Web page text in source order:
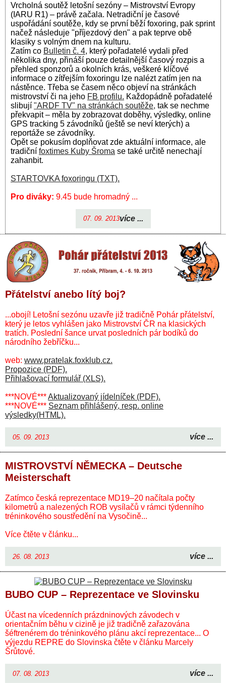
Vrcholná soutěž letošní sezóny – Mistrovství Evropy
(IARU R1) – právě začala. Netradiční je časové
uspořádání soutěže, kdy se první běží foxoring, pak sprint
načež následuje "příjezdový den" a pak teprve obě
klasiky s volným dnem na kulturu.
Zatím co Bulletin č. 4, který pořadatelé vydali před
několika dny, přináší pouze detailnější časový rozpis a
přehled sponzorů a okolních krás, veškeré klíčové
informace o zítřejším foxoringu lze nalézt zatím jen na
nástěnce. Třeba se časem něco objeví na stránkách
mistrovství či na jeho FB profilu. Každopádně pořadatelé
slibují "ARDF TV" na stránkách soutěže, tak se nechme
překvapit – měla by zobrazovat doběhy, výsledky, online
GPS tracking 5 závodníků (ještě se neví kterých) a
reportáže se závodníky.
Opět se pokusím doplňovat zde aktuální informace, ale
tradiční foxtimes Kuby Šroma se také určitě nenechají
zahanbit.
STARTOVKA foxoringu (TXT).
Pro diváky: 9.45 bude hromadný ...
07. 09. 2013více ...
Přátelství anebo lítý boj?
...obojí! Letošní sezónu uzavře již tradičně Pohár přátelství,
který je letos vyhlášen jako Mistrovství ČR na klasických
tratích. Poslední šance urvat posledních pár bodíků do
národního žebříčku...
web: www.pratelak.foxklub.cz.
Propozice (PDF).
Přihlašovací formulář (XLS).
***NOVÉ***Aktualizovaný jídelníček (PDF).
***NOVÉ*** Seznam přihlášený, resp. online
výsledky(HTML).
05. 09. 2013 více ...
MISTROVSTVÍ NĚMECKA – Deutsche
Meisterschaft
Zatímco česká reprezentace MD19–20 načítala počty
kilometrů a nalezených ROB vysílačů v rámci týdenního
tréninkového soustředění na Vysočině...
Více čtěte v článku...
26. 08. 2013 více ...
BUBO CUP – Reprezentace ve Slovinsku
Účast na vícedenních prázdninových závodech v
orientačním běhu v cizině je již tradičně zařazována
šéftrenérem do tréninkového plánu akcí reprezentace... O
výjezdu REPRE do Slovinska čtěte v článku Marcely
Šrůtové.
07. 08. 2013 více ...